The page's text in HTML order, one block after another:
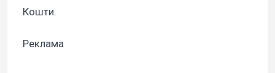
Кошти.
Реклама